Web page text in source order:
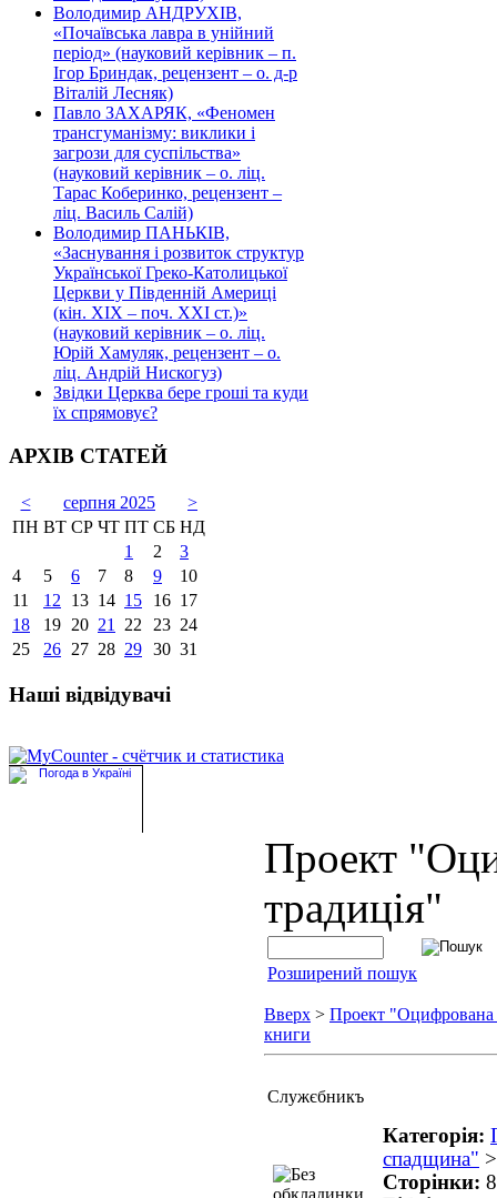
Володимир АНДРУХІВ,
«Почаївська лавра в унійний
період» (науковий керівник – п.
Ігор Бриндак, рецензент – о. д-р
Віталій Лесняк)
Павло ЗАХАРЯК, «Феномен
трансгуманізму: виклики і
загрози для суспільства»
(науковий керівник – о. ліц.
Тарас Коберинко, рецензент –
ліц. Василь Салій)
Володимир ПАНЬКІВ,
«Заснування і розвиток структур
Української Греко-Католицької
Церкви у Південній Америці
(кін. ХІХ – поч. ХХІ ст.)»
(науковий керівник – о. ліц.
Юрій Хамуляк, рецензент – о.
ліц. Андрій Нискогуз)
Звідки Церква бере гроші та куди
їх спрямовує?
АРХІВ СТАТЕЙ
< серпня 2025
>
ПН ВТ СР ЧТ ПТ СБ НД
1
2
3
4
5 6 7 8 9
10
11
12 13 14 15 16 17
18
19 20 21 22 23 24
25
26 27 28 29 30 31
Наші відвідувачі
Проект
традиція"
Розширений пошук
Вверх > Проект
книги
Служєбникъ
Категорія:
спадщина"
Сторінки: